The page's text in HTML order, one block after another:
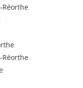
Réorthe
Réorthe